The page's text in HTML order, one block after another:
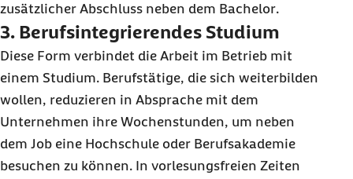
zusätzlicher Abschluss neben dem Bachelor.
3. Berufsintegrierendes Studium
Diese Form verbindet die Arbeit im Betrieb mit
einem Studium. Berufstätige, die sich weiterbilden
wollen, reduzieren in Absprache mit dem
Unternehmen ihre Wochenstunden, um neben
dem Job eine Hochschule oder Berufsakademie
besuchen zu können. In vorlesungsfreien Zeiten